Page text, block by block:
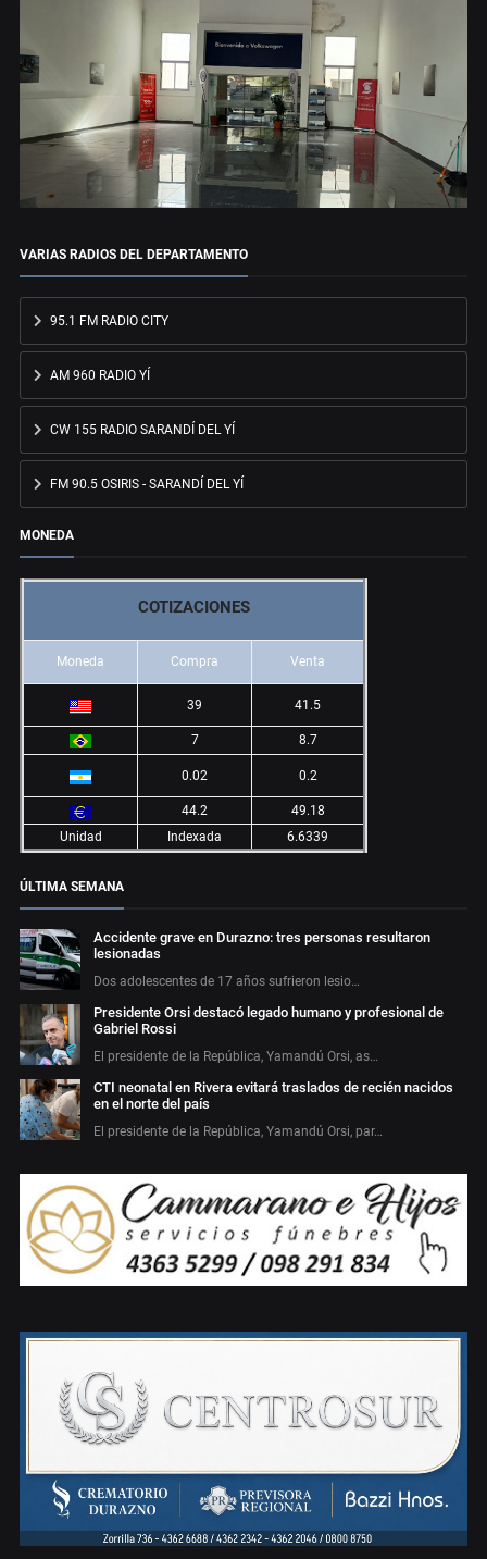
VARIAS RADIOS DEL DEPARTAMENTO
95.1 FM RADIO CITY
AM 960 RADIO YÍ
CW 155 RADIO SARANDÍ DEL YÍ
FM 90.5 OSIRIS - SARANDÍ DEL YÍ
MONEDA
COTIZACIONES
Moneda Compra Venta
39 41.5
7 8.7
0.02 0.2
44.2
49.18
Unidad
Indexada 6.6339
ÚLTIMA SEMANA
Accidente grave en Durazno: tres personas resultaron
lesionadas
Dos adolescentes de 17 años sufrieron lesio…
Presidente Orsi destacó legado humano y profesional de
Gabriel Rossi
El presidente de la República, Yamandú Orsi, as…
CTI neonatal en Rivera evitará traslados de recién nacidos
en el norte del país
El presidente de la República, Yamandú Orsi, par…